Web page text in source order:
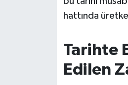
hattında
Tarihte
Edilen